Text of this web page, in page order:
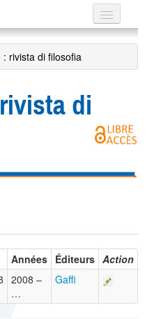
: rivista di filosofia
di
Années Éditeurs Action
2008 –
…
Gaffi